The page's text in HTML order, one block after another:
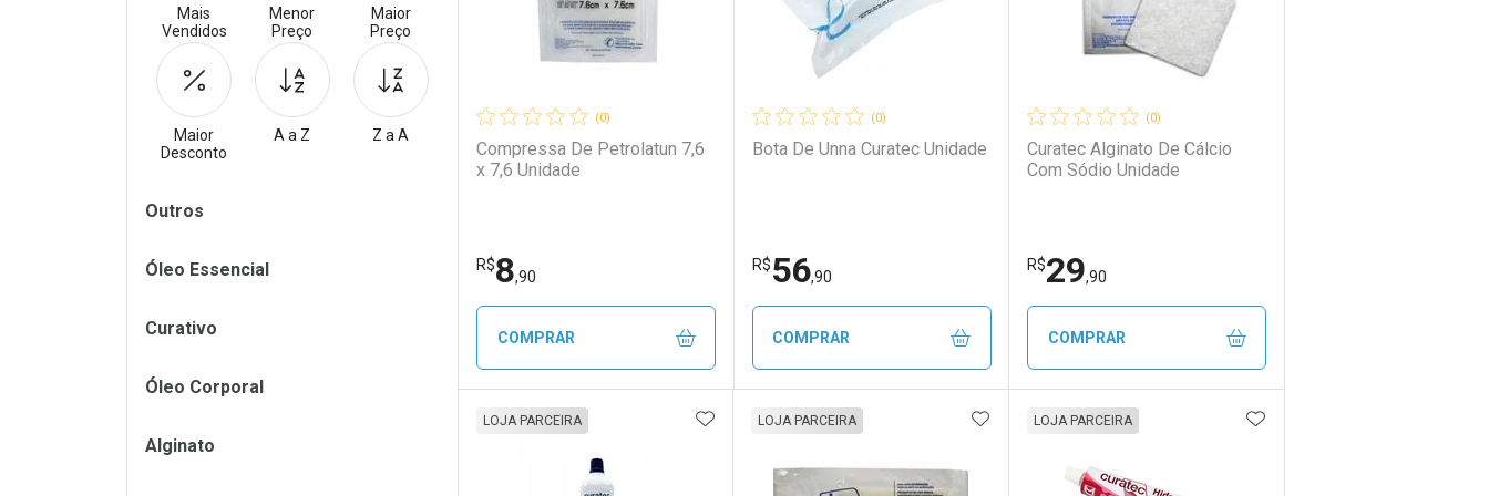
(0)
Compressa De Petrolatun 7,6
x 7,6 Unidade
R$8,90
COMPRAR
FECHAR
Laboratório
FECHAR
Por Menos
(0)
Bota De Unna Curatec Unidade
R$56,90
COMPRAR
FECHAR
Laboratório
FECHAR
Por Menos
(0)
Curatec Alginato De Cálcio
Com Sódio Unidade
R$29,90
COMPRAR
FECHAR
Laboratório
FECHAR
Por Menos
LOJA PARCEIRA ADICIONAR AOS FAVORITOS
LOJA PARCEIRA ADICIONAR AOS FAVORITOS
LOJA PARCEIRA ADICIONAR AOS
Mais
Vendidos
Menor
Preço
Maior
Preço
Maior
Desconto
A a Z Z a A
Filtros
Outros
Óleo Essencial
Curativo
Óleo Corporal
Alginato